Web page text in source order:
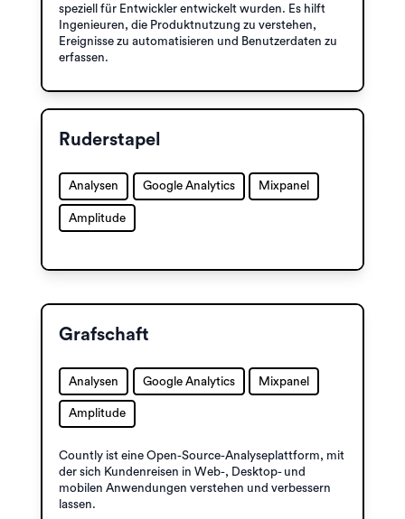
speziell für Entwickler entwickelt wurden. Es hilft
Ingenieuren, die Produktnutzung zu verstehen,
Ereignisse zu automatisieren und Benutzerdaten zu
erfassen.
Ruderstapel
Analysen Google Analytics Mixpanel
Amplitude
Grafschaft
Analysen Google Analytics Mixpanel
Amplitude
Countly ist eine Open-Source-Analyseplattform, mit
der sich Kundenreisen in Web-, Desktop- und
mobilen Anwendungen verstehen und verbessern
lassen.